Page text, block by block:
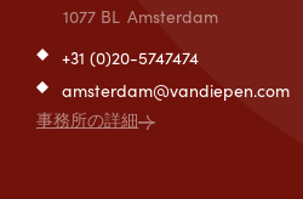
1077 BL Amsterdam
+31 (0)20-5747474
amsterdam@vandiepen.com
事務所の詳細